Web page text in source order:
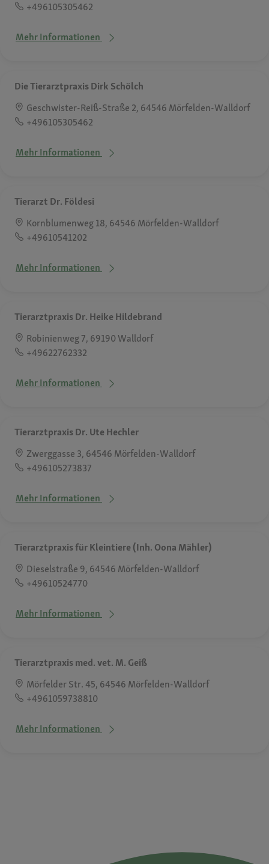
+496105305462
Mehr Informationen
Die Tierarztpraxis Dirk Schölch
Geschwister-Reiß-Straße 2, 64546 Mörfelden-Walldorf
+496105305462
Mehr Informationen
Tierarzt Dr. Földesi
Kornblumenweg 18, 64546 Mörfelden-Walldorf
+49610541202
Mehr Informationen
Tierarztpraxis Dr. Heike Hildebrand
Robinienweg 7, 69190 Walldorf
+49622762332
Mehr Informationen
Tierarztpraxis Dr. Ute Hechler
Zwerggasse 3, 64546 Mörfelden-Walldorf
+496105273837
Mehr Informationen
Tierarztpraxis für Kleintiere (Inh. Oona Mähler)
Dieselstraße 9, 64546 Mörfelden-Walldorf
+49610524770
Mehr Informationen
Tierarztpraxis med. vet. M. Geiß
Mörfelder Str. 45, 64546 Mörfelden-Walldorf
+4961059738810
Mehr Informationen